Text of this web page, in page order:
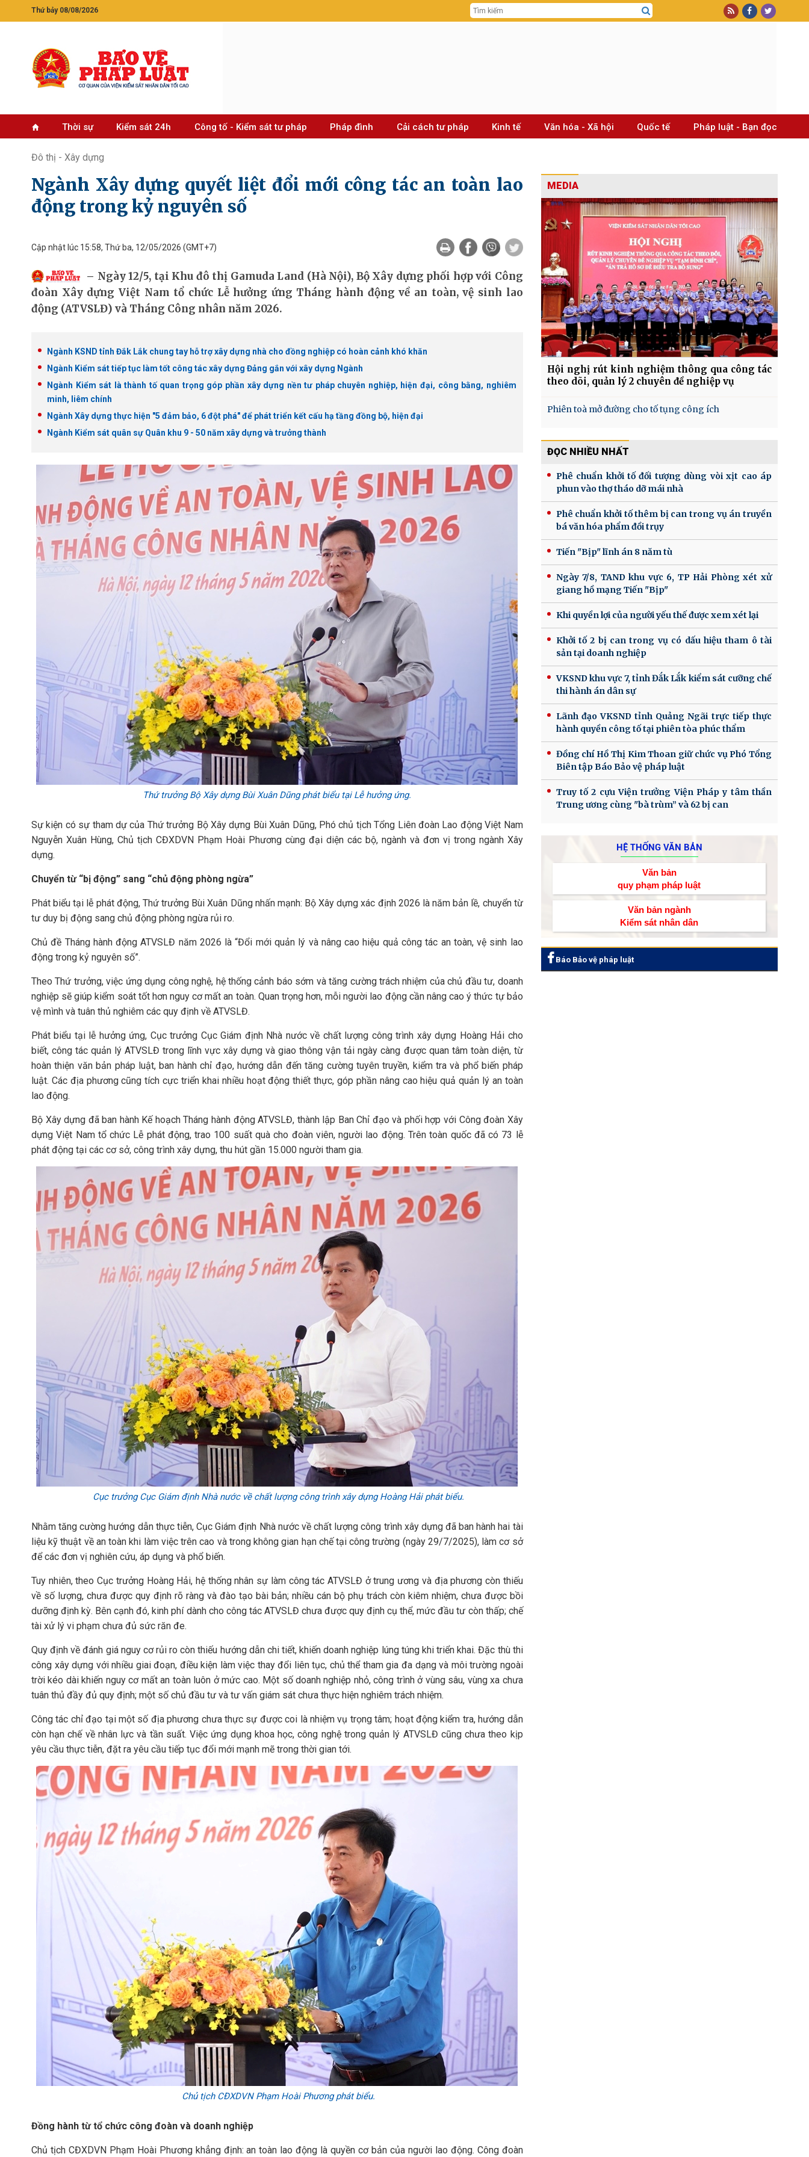
Thứ bảy 08/08/2026
Thời sự Kiểm sát 24h Công tố - Kiểm sát tư pháp Pháp đình Cải cách tư pháp Kinh tế Văn hóa - Xã hội Quốc tế Pháp luật - Bạn đọc
Đô thị - Xây dựng
Ngành Xây dựng quyết liệt đổi mới công tác an toàn lao
động trong kỷ nguyên số
Cập nhật lúc 15:58, Thứ ba, 12/05/2026 (GMT+7)
Ngày 12/5, tại Khu đô thị Gamuda Land (Hà Nội), Bộ Xây dựng phối hợp với Công
đoàn Xây dựng Việt Nam tổ chức Lễ hưởng ứng Tháng hành động về an toàn, vệ sinh lao
động (ATVSLĐ) và Tháng Công nhân năm 2026.
Ngành KSND tỉnh Đắk Lắk chung tay hỗ trợ xây dựng nhà cho đồng nghiệp có hoàn cảnh khó khăn
Ngành Kiểm sát tiếp tục làm tốt công tác xây dựng Đảng gắn với xây dựng Ngành
Ngành Kiểm sát là thành tố quan trọng góp phần xây dựng nền tư pháp chuyên nghiệp, hiện đại, công bằng, nghiêm
minh, liêm chính
Ngành Xây dựng thực hiện "5 đảm bảo, 6 đột phá" để phát triển kết cấu hạ tầng đồng bộ, hiện đại
Ngành Kiểm sát quân sự Quân khu 9 - 50 năm xây dựng và trưởng thành
Thứ trưởng Bộ Xây dựng Bùi Xuân Dũng phát biểu tại Lễ hưởng ứng.
Sự kiện có sự tham dự của Thứ trưởng Bộ Xây dựng Bùi Xuân Dũng, Phó chủ tịch Tổng Liên đoàn Lao động Việt Nam
Nguyễn Xuân Hùng, Chủ tịch CĐXDVN Phạm Hoài Phương cùng đại diện các bộ, ngành và đơn vị trong ngành Xây
dựng.
Chuyển từ “bị động” sang “chủ động phòng ngừa”
Phát biểu tại lễ phát động, Thứ trưởng Bùi Xuân Dũng nhấn mạnh: Bộ Xây dựng xác định 2026 là năm bản lề, chuyển từ
tư duy bị động sang chủ động phòng ngừa rủi ro.
Chủ đề Tháng hành động ATVSLĐ năm 2026 là “Đổi mới quản lý và nâng cao hiệu quả công tác an toàn, vệ sinh lao
động trong kỷ nguyên số”.
Theo Thứ trưởng, việc ứng dụng công nghệ, hệ thống cảnh báo sớm và tăng cường trách nhiệm của chủ đầu tư, doanh
nghiệp sẽ giúp kiểm soát tốt hơn nguy cơ mất an toàn. Quan trọng hơn, mỗi người lao động cần nâng cao ý thức tự bảo
vệ mình và tuân thủ nghiêm các quy định về ATVSLĐ.
Phát biểu tại lễ hưởng ứng, Cục trưởng Cục Giám định Nhà nước về chất lượng công trình xây dựng Hoàng Hải cho
biết, công tác quản lý ATVSLĐ trong lĩnh vực xây dựng và giao thông vận tải ngày càng được quan tâm toàn diện, từ
hoàn thiện văn bản pháp luật, ban hành chỉ đạo, hướng dẫn đến tăng cường tuyên truyền, kiểm tra và phổ biến pháp
luật. Các địa phương cũng tích cực triển khai nhiều hoạt động thiết thực, góp phần nâng cao hiệu quả quản lý an toàn
lao động.
Bộ Xây dựng đã ban hành Kế hoạch Tháng hành động ATVSLĐ, thành lập Ban Chỉ đạo và phối hợp với Công đoàn Xây
dựng Việt Nam tổ chức Lễ phát động, trao 100 suất quà cho đoàn viên, người lao động. Trên toàn quốc đã có 73 lễ
phát động tại các cơ sở, công trình xây dựng, thu hút gần 15.000 người tham gia.
Cục trưởng Cục Giám định Nhà nước về chất lượng công trình xây dựng Hoàng Hải phát biểu.
Nhằm tăng cường hướng dẫn thực tiễn, Cục Giám định Nhà nước về chất lượng công trình xây dựng đã ban hành hai tài
liệu kỹ thuật về an toàn khi làm việc trên cao và trong không gian hạn chế tại công trường (ngày 29/7/2025), làm cơ sở
để các đơn vị nghiên cứu, áp dụng và phổ biến.
Tuy nhiên, theo Cục trưởng Hoàng Hải, hệ thống nhân sự làm công tác ATVSLĐ ở trung ương và địa phương còn thiếu
về số lượng, chưa được quy định rõ ràng và đào tạo bài bản; nhiều cán bộ phụ trách còn kiêm nhiệm, chưa được bồi
dưỡng định kỳ. Bên cạnh đó, kinh phí dành cho công tác ATVSLĐ chưa được quy định cụ thể, mức đầu tư còn thấp; chế
tài xử lý vi phạm chưa đủ sức răn đe.
Quy định về đánh giá nguy cơ rủi ro còn thiếu hướng dẫn chi tiết, khiến doanh nghiệp lúng túng khi triển khai. Đặc thù thi
công xây dựng với nhiều giai đoạn, điều kiện làm việc thay đổi liên tục, chủ thể tham gia đa dạng và môi trường ngoài
trời kéo dài khiến nguy cơ mất an toàn luôn ở mức cao. Một số doanh nghiệp nhỏ, công trình ở vùng sâu, vùng xa chưa
tuân thủ đầy đủ quy định; một số chủ đầu tư và tư vấn giám sát chưa thực hiện nghiêm trách nhiệm.
Công tác chỉ đạo tại một số địa phương chưa thực sự được coi là nhiệm vụ trọng tâm; hoạt động kiểm tra, hướng dẫn
còn hạn chế về nhân lực và tần suất. Việc ứng dụng khoa học, công nghệ trong quản lý ATVSLĐ cũng chưa theo kịp
yêu cầu thực tiễn, đặt ra yêu cầu tiếp tục đổi mới mạnh mẽ trong thời gian tới.
Chủ tịch CĐXDVN Phạm Hoài Phương phát biểu.
Đồng hành từ tổ chức công đoàn và doanh nghiệp
Chủ tịch CĐXDVN Phạm Hoài Phương khẳng định: an toàn lao động là quyền cơ bản của người lao động. Công đoàn
MEDIA
Hội nghị rút kinh nghiệm thông qua công tác
theo dõi, quản lý 2 chuyên đề nghiệp vụ
Phiên toà mở đường cho tố tụng công ích
ĐỌC NHIỀU NHẤT
Phê chuẩn khởi tố đối tượng dùng vòi xịt cao áp
phun vào thợ tháo dỡ mái nhà
Phê chuẩn khởi tố thêm bị can trong vụ án truyền
bá văn hóa phẩm đồi trụy
Tiến "Bịp" lĩnh án 8 năm tù
Ngày 7/8, TAND khu vực 6, TP Hải Phòng xét xử
giang hồ mạng Tiến "Bịp"
Khi quyền lợi của người yếu thế được xem xét lại
Khởi tố 2 bị can trong vụ có dấu hiệu tham ô tài
sản tại doanh nghiệp
VKSND khu vực 7, tỉnh Đắk Lắk kiểm sát cưỡng chế
thi hành án dân sự
Lãnh đạo VKSND tỉnh Quảng Ngãi trực tiếp thực
hành quyền công tố tại phiên tòa phúc thẩm
Đồng chí Hồ Thị Kim Thoan giữ chức vụ Phó Tổng
Biên tập Báo Bảo vệ pháp luật
Truy tố 2 cựu Viện trưởng Viện Pháp y tâm thần
Trung ương cùng "bà trùm” và 62 bị can
HỆ THỐNG VĂN BẢN
Văn bản
quy phạm pháp luật
Văn bản ngành
Kiểm sát nhân dân
Báo Bảo vệ pháp luật